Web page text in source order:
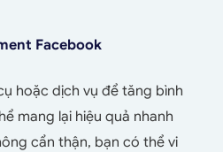
Facebook
hoặc dịch vụ để tăng bình
mang lại hiệu quả nhanh
cẩn thận, bạn có thể vi